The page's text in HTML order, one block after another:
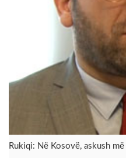
Rukiqi: Në Kosovë, askush